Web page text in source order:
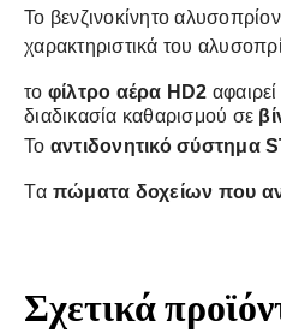
Το βενζινοκίνητο
χαρακτηριστικά του
το φίλτρο αέρα HD2
διαδικασία καθαρισμού σε
Το αντιδονητικό σύστημα
Tα πώματα δοχείων που
Σχετικά